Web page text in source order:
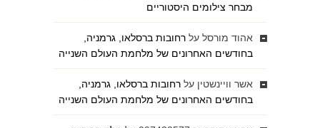
מבחר צילומים היסטוריים
אהוד מורסל על רחובות ברסלאו, גרמניה,
בחודשים האחרונים של מלחמת העולם השנייה
אשר וויינשטין על רחובות ברסלאו, גרמניה,
בחודשים האחרונים של מלחמת העולם השנייה